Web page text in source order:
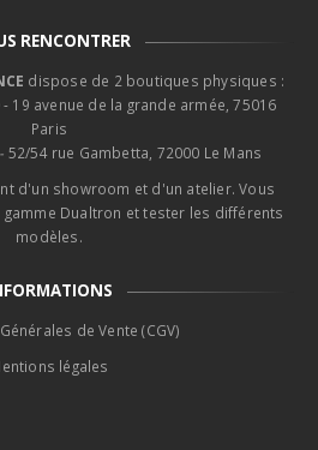
RENCONTRER
dispose de 2 boutiques physiques :
- 19 avenue de la grande armée, 75016
Paris
52/54 rue Gambetta, 72000 Le Mans
d'un showroom et d'un atelier. Vous
Dualtron et tester les différents
modèles.
de Vente (CGV)
légales